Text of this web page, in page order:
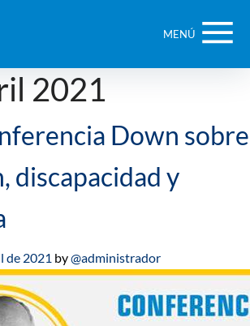
MENÚ
2021
Down sobre
discapacidad y
de 2021 by@administrador